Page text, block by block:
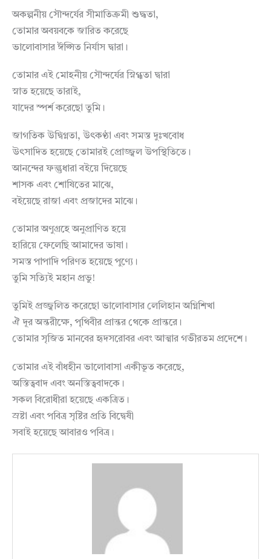
অকল্পনীয় সৌন্দর্যের সীমাতিক্রমী শুদ্ধতা,
তোমার অবয়বকে জারিত করেছে
ভালোবাসার ঈপ্সিত নির্যাস দ্বারা।
তোমার এই মোহনীয় সৌন্দর্যের স্নিগ্ধতা দ্বারা
স্নাত হয়েছে তারাই,
যাদের স্পর্শ করেছো তুমি।
জাগতিক উদ্বিগ্নতা, উৎকণ্ঠা এবং সমস্ত দুঃখবোধ
উৎসাদিত হয়েছে তোমারই প্রোজ্জ্বল উপস্থিতিতে।
আনন্দের ফল্গুধারা বইয়ে দিয়েছে
শাসক এবং শোষিতের মাঝে,
বইয়েছে রাজা এবং প্রজাদের মাঝে।
তোমার অণুগ্রহে অনুপ্রাণিত হয়ে
হারিয়ে ফেলেছি আমাদের ভাষা।
সমস্ত পাপাদি পরিণত হয়েছে পুণ্যে।
তুমি সত্যিই মহান প্রভু!
তুমিই প্রজ্জ্বলিত করেছো ভালোবাসার লেলিহান অগ্নিশিখা
ঐ দূর অন্তরীক্ষে, পৃথিবীর প্রান্তর থেকে প্রান্তরে।
তোমার সৃজিত মানবের হৃদসরোবর এবং আত্মার গভীরতম প্রদেশে।
তোমার এই বাঁধহীন ভালোবাসা একীভূত করেছে,
অস্তিত্ববাদ এবং অনস্তিত্ববাদকে।
সকল বিরোধীরা হয়েছে একত্রিত।
স্রষ্টা এবং পবিত্র সৃষ্টির প্রতি বিদ্বেষী
সবাই হয়েছে আবারও পবিত্র।